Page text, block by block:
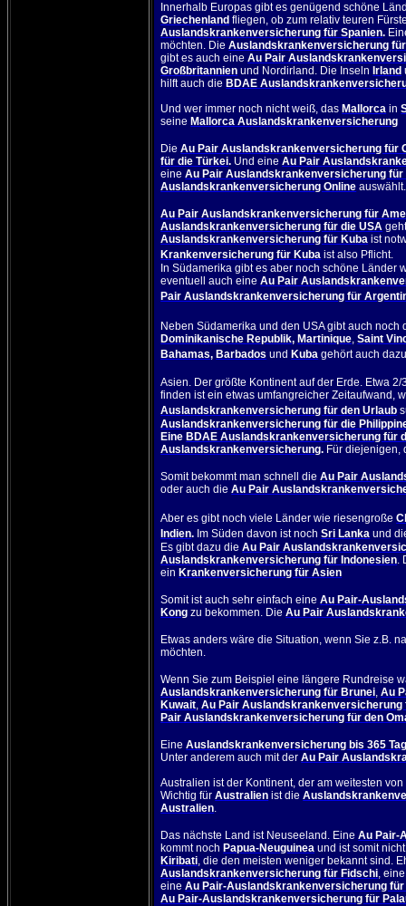
Innerhalb Europas gibt es genügend schöne
Griechenland fliegen, ob zum relativ teuren
Auslandskrankenversicherung für Spanien.
möchten. DieAuslandskrankenversicherung
gibt es auch eineAu Pair
Großbritannien und Nordirland. Die Inseln Irland
hilft auch die BDAE
Und wer immer noch nicht weiß, das Mallorca in
seine Mallorca Auslandskrankenversicherung
DieAu Pair Auslandskrankenversicherung für
für die Türkei. Und eine Au Pair
eine Au Pair Auslandskrankenversicherung für
Auslandskrankenversicherung Online auswählt.
Au Pair Auslandskrankenversicherung für
Auslandskrankenversicherung für die USA
Auslandskrankenversicherung für Kuba ist
Krankenversicherung für Kuba ist also Pflicht.
In Südamerika gibt es aber noch schöne Länder
eventuell auch eineAu Pair
Pair Auslandskrankenversicherung für
Neben Südamerika und den USA gibt auch
Dominikanische Republik, Martinique,Saint
Bahamas, Barbados und Kuba gehört auch
Asien. Der größte Kontinent auf der Erde. Etwa
finden ist ein etwas umfangreicher Zeitaufwand,
Auslandskrankenversicherung für den Urlaub
Auslandskrankenversicherung für die
Eine BDAE Auslandskrankenversicherung für
Auslandskrankenversicherung. Für diejenigen,
Somit bekommt man schnell die Au Pair
oder auch die Au Pair
Aber es gibt noch viele Länder wie riesengroße
Indien. Im Süden davon ist noch Sri Lanka und
Es gibt dazu dieAu Pair
Auslandskrankenversicherung für Indonesien.
ein Krankenversicherung für Asien
Somit ist auch sehr einfach eine Au Pair-
Kong zu bekommen. DieAu Pair
Etwas anders wäre die Situation, wenn Sie z.B.
möchten.
Wenn Sie zum Beispiel eine längere Rundreise
Auslandskrankenversicherung für Brunei,Au
Kuwait,Au Pair
Pair Auslandskrankenversicherung für den
EineAuslandskrankenversicherung bis 365
Unter anderem auch mit der Au Pair
Australien ist der Kontinent, der am weitesten
Wichtig fürAustralien ist die
Australien.
Das nächste Land ist Neuseeland . EineAu Pair-
kommt noch Papua-Neuguinea und ist somit
Kiribati, die den meisten weniger bekannt sind.
Auslandskrankenversicherung für Fidschi,
eineAu Pair-Auslandskrankenversicherung
Au Pair-Auslandskrankenversicherung für